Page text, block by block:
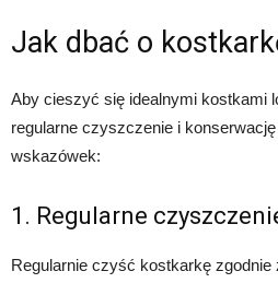
Jak dbać o
Aby cieszyć się idealnymi kostkami
regularne czyszczenie i
wskazówek:
1. Regularne
Regularnie czyść kostkarkę zgodnie